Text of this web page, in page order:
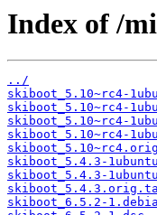
Index of /
../
skiboot_5.10~rc4-
skiboot_5.10~rc4-
skiboot_5.10~rc4-
skiboot_5.10~rc4-
skiboot_5.4.3-
skiboot_5.4.3-
skiboot_6.5.2-